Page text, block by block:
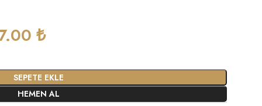
₺
SEPETE EKLE
HEMEN AL